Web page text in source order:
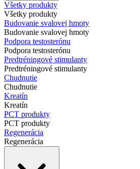
Všetky produkty
Všetky produkty
Budovanie svalovej hmoty
Budovanie svalovej hmoty
Podpora testosterónu
Podpora testosterónu
Predtréningové stimulanty
Predtréningové stimulanty
Chudnutie
Chudnutie
Kreatín
Kreatín
PCT produkty
PCT produkty
Regenerácia
Regenerácia